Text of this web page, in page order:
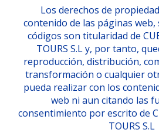
Los derechos de
contenido de las páginas
códigos son titularidad de
TOURS S.L y, por tanto,
reproducción, distribución,
transformación o cualquier
pueda realizar con los
web ni aun citando las
consentimiento por escrito de
TOURS S.L